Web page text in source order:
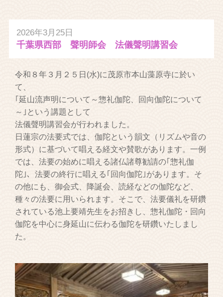
2026年3月25日
千葉県西部 聲明師会 法儀聲明講習会
令和８年３月２５日(水)に茂原市本山藻原寺に於い
て、
｢延山流声明について～惣礼伽陀、回向伽陀について
～｣という講題として
法儀聲明講習会が行われました。
日蓮宗の法要式では、伽陀という韻文（リズムや音の
形式）に基づいて唱える経文や賛歌があります。一例
では、法要の始めに唱える諸仏諸尊勧請の｢惣礼伽
陀｣、法要の終行に唱える｢回向伽陀｣があります。そ
の他にも、御会式、降誕会、読経などの伽陀など、
種々の法要に用いられます。そこで、法要儀礼を研鑽
されている池上要靖先生をお招きし、惣礼伽陀・回向
伽陀を中心に身延山に伝わる伽陀を研鑽いたしまし
た。